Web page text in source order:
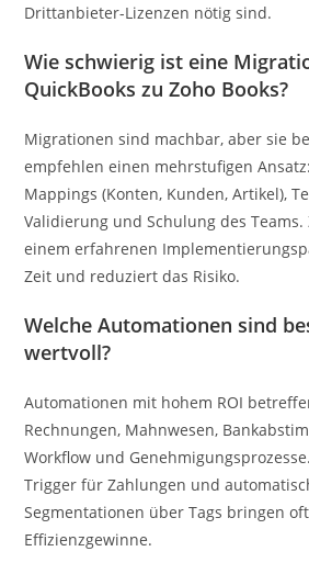
Drittanbieter-Lizenzen nötig sind.
Wie schwierig ist eine
QuickBooks zu Zoho Books?
Migrationen sind machbar, aber sie
empfehlen einen mehrstufigen
Mappings (Konten, Kunden, Artikel),
Validierung und Schulung des
einem erfahrenen
Zeit und reduziert das Risiko.
Welche Automationen sind
wertvoll?
Automationen mit hohem ROI
Rechnungen, Mahnwesen,
Workflow und
Trigger für Zahlungen und
Segmentationen über Tags bringen
Effizienzgewinne.